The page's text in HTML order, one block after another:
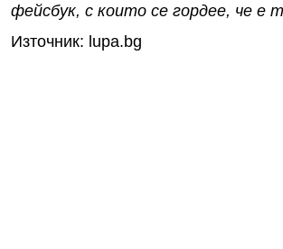
фейсбук, с които се гордее, че е
Източник: lupa.bg